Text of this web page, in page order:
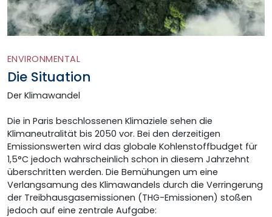
ENVIRONMENTAL
Die Situation
Der Klimawandel
Die in Paris beschlossenen Klimaziele sehen die
Klimaneutralität bis 2050 vor. Bei den derzeitigen
Emissionswerten wird das globale Kohlenstoff­budget für
1,5°C jedoch wahrscheinlich schon in diesem Jahr­zehnt
über­schritten werden. Die Bemühungen um eine
Verlangsamung des Klimawandels durch die Verringerung
der Treibhausgas­emissionen (THG-Emissionen) stoßen
jedoch auf eine zentrale Aufgabe: